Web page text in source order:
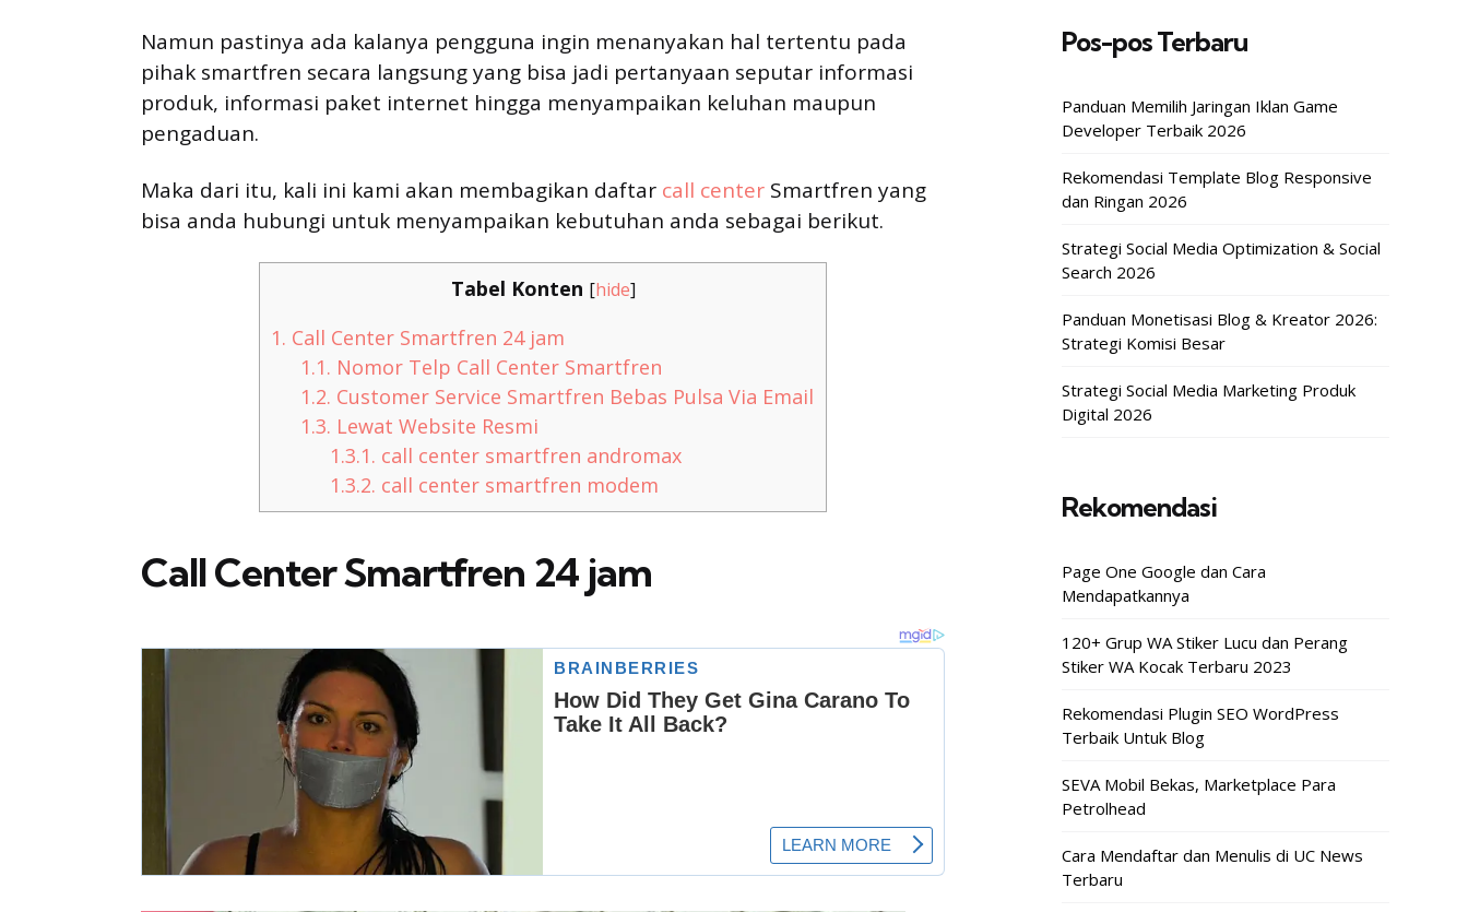
Namun pastinya ada kalanya pengguna ingin menanyakan hal tertentu pada
pihak smartfren secara langsung yang bisa jadi pertanyaan seputar informasi
produk, informasi paket internet hingga menyampaikan keluhan maupun
pengaduan.
Maka dari itu, kali ini kami akan membagikan daftar call center Smartfren yang
bisa anda hubungi untuk menyampaikan kebutuhan anda sebagai berikut.
Tabel Konten [hide]
1. Call Center Smartfren 24 jam
1.1. Nomor Telp Call Center Smartfren
1.2. Customer Service Smartfren Bebas Pulsa Via Email
1.3. Lewat Website Resmi
1.3.1. call center smartfren andromax
1.3.2. call center smartfren modem
Call Center Smartfren 24 jam
Pos-pos Terbaru
Panduan Memilih Jaringan Iklan Game
Developer Terbaik 2026
Rekomendasi Template Blog Responsive
dan Ringan 2026
Strategi Social Media Optimization & Social
Search 2026
Panduan Monetisasi Blog & Kreator 2026:
Strategi Komisi Besar
Strategi Social Media Marketing Produk
Digital 2026
Rekomendasi
Page One Google dan Cara
Mendapatkannya
120+ Grup WA Stiker Lucu dan Perang
Stiker WA Kocak Terbaru 2023
Rekomendasi Plugin SEO WordPress
Terbaik Untuk Blog
SEVA Mobil Bekas, Marketplace Para
Petrolhead
Cara Mendaftar dan Menulis di UC News
Terbaru